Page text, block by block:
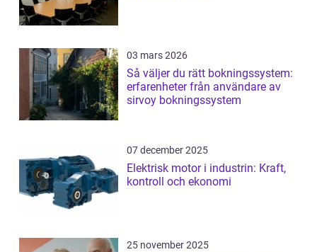
03 mars 2026
Så väljer du rätt bokningssystem:
erfarenheter från användare av
sirvoy bokningssystem
07 december 2025
Elektrisk motor i industrin: Kraft,
kontroll och ekonomi
25 november 2025